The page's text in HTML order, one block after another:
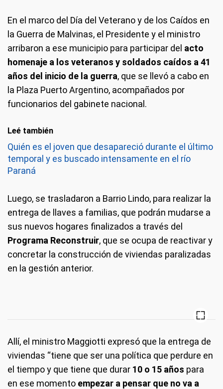
En el marco del Día del Veterano y de los Caídos en
la Guerra de Malvinas, el Presidente y el ministro
arribaron a ese municipio para participar del acto
homenaje a los veteranos y soldados caídos a 41
años del inicio de la guerra, que se llevó a cabo en
la Plaza Puerto Argentino, acompañados por
funcionarios del gabinete nacional.
Leé también
Quién es el joven que desapareció durante el último
temporal y es buscado intensamente en el río
Paraná
Luego, se trasladaron a Barrio Lindo, para realizar la
entrega de llaves a familias, que podrán mudarse a
sus nuevos hogares finalizados a través del
Programa Reconstruir, que se ocupa de reactivar y
concretar la construcción de viviendas paralizadas
en la gestión anterior.
Allí, el ministro Maggiotti expresó que la entrega de
viviendas “tiene que ser una política que perdure en
el tiempo y que tiene que durar 10 o 15 años para
en ese momento empezar a pensar que no va a